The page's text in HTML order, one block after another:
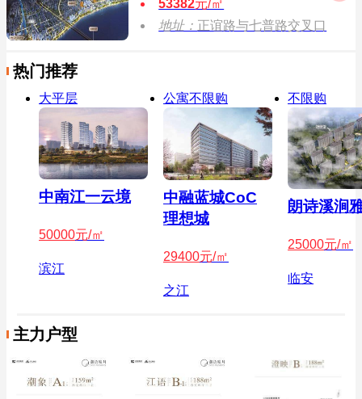
53382元/㎡
地址： 正谊路与七普路交叉口
热门推荐
大平层
中南江一云境
50000元/㎡
滨江
公寓不限购
中融蓝城CoC
理想城
29400元/㎡
之江
不限购
朗诗溪涧
25000元/㎡
临安
主力户型